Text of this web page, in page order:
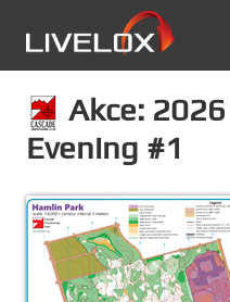
Akce:
Evening #1